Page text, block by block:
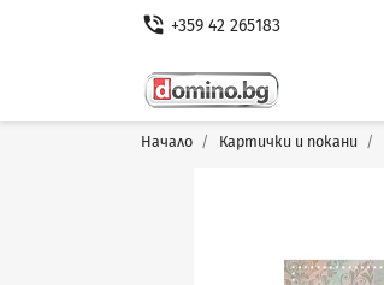
phone_in_talk +359 42 265183
Начало Картички и покани